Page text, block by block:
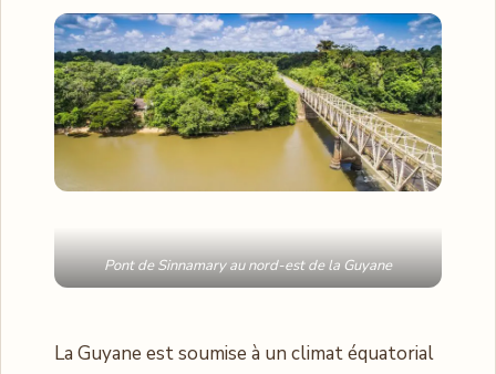
Pont de Sinnamary au nord-est de la Guyane
La Guyane est soumise à un climat équatorial